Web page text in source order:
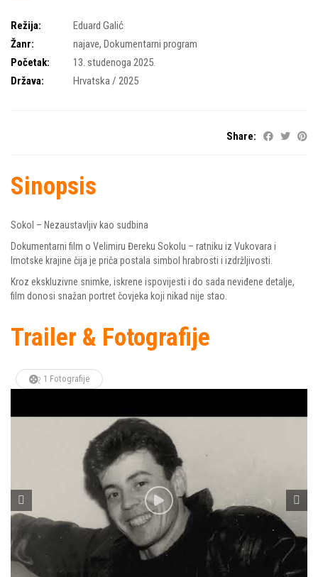
Režija:
Eduard Galić
Žanr:
najave, Dokumentarni program
Početak:
13. studenoga 2025.
Država:
Hrvatska / 2025
Share:
Sinopsis
Sokol – Nezaustavljiv kao sudbina
Dokumentarni film o Velimiru Đereku Sokolu – ratniku iz Vukovara i
Imotske krajine čija je priča postala simbol hrabrosti i izdržljivosti.
Kroz ekskluzivne snimke, iskrene ispovijesti i do sada neviđene detalje,
film donosi snažan portret čovjeka koji nikad nije stao.
Trailer & Fotografije
1 Fotografije